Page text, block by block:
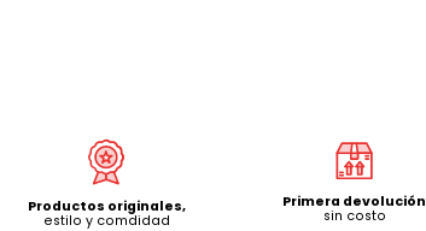
Productos originales,
estilo y comdidad
Primera devolución
sin costo